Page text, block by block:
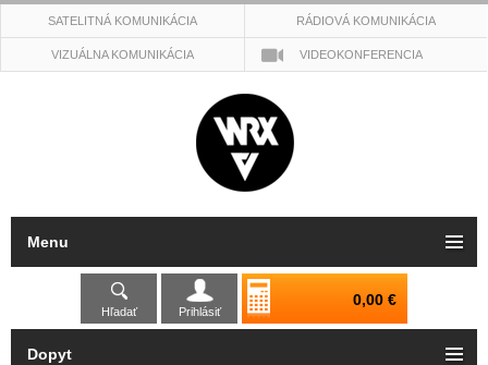
SATELITNÁ KOMUNIKÁCIA RÁDIOVÁ KOMUNIKÁCIA
VIZUÁLNA KOMUNIKÁCIA VIDEOKONFERENCIA
Hľadať Prihlásiť
0,00 €
Dopyt
Menu